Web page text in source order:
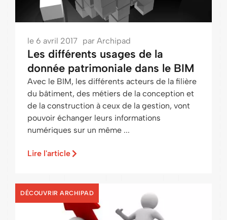
le 6 avril 2017 par Archipad
Les différents usages de la
donnée patrimoniale dans le BIM
Avec le BIM, les différents acteurs de la filière
du bâtiment, des métiers de la conception et
de la construction à ceux de la gestion, vont
pouvoir échanger leurs informations
numériques sur un même ...
Lire l'article
DÉCOUVRIR ARCHIPAD